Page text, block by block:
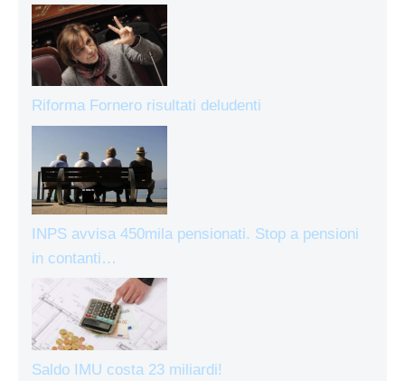
Riforma Fornero risultati deludenti
INPS avvisa 450mila pensionati. Stop a pensioni
in contanti…
Saldo IMU costa 23 miliardi!